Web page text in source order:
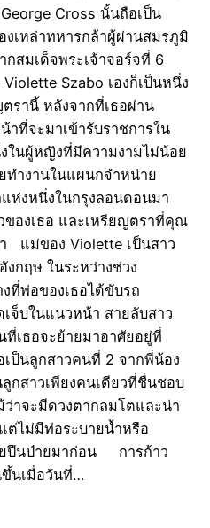
Cross นั้นถือเป็น
งเหล่าทหารกล้าผู้ผ่านสมรภูมิ
สมเด็จพระเจ้าจอร์จที่ 6
Szabo เองก็เป็นหนึ่ง
รานี้ หลังจากที่เธอผ่าน
าที่จะมาเข้ารับราชการใน
ในผู้หญิงที่มีความงามไม่น้อย
ทำงานในแผนกจำหน่าย
ห่งหนึ่งในกรุงลอนดอนมา
องเธอ และเหรียญตราที่คุณ
แม่ของ Violette เป็นสาว
กฤษ ในระหว่างช่วง
ที่พ่อของเธอได้ขับรถ
จ็บในแนวหน้า สายลับสาว
ที่เธอจะย้ายมาอาศัยอยู่ที่
เป็นลูกสาวคนที่ 2 จากพี่น้อง
กสาวเพียงคนเดียวที่ชื่นชอบ
าจะมีดวงตากลมโตและน่า
ต่ไม่มีท่อระบายน้ำหรือ
ยปีนป่ายมาก่อน การก้าว
ขึ้นเมื่อวันที่…